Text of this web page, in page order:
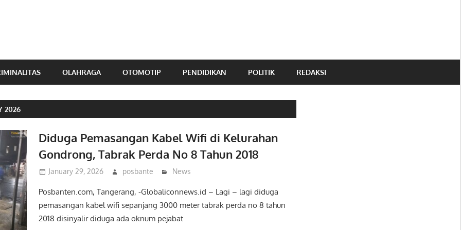
OLAHRAGA OTOMOTIP PENDIDIKAN POLITIK REDAKSI
2026
Diduga Pemasangan Kabel Wifi di Kelurahan
Gondrong, Tabrak Perda No 8 Tahun 2018
January 29, 2026 posbante News
Posbanten.com, Tangerang, -Globaliconnews.id – Lagi – lagi diduga
pemasangan kabel wifi sepanjang 3000 meter tabrak perda no 8 tahun
2018 disinyalir diduga ada oknum pejabat